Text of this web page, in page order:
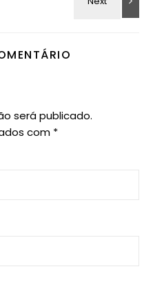
será publicado.
com *